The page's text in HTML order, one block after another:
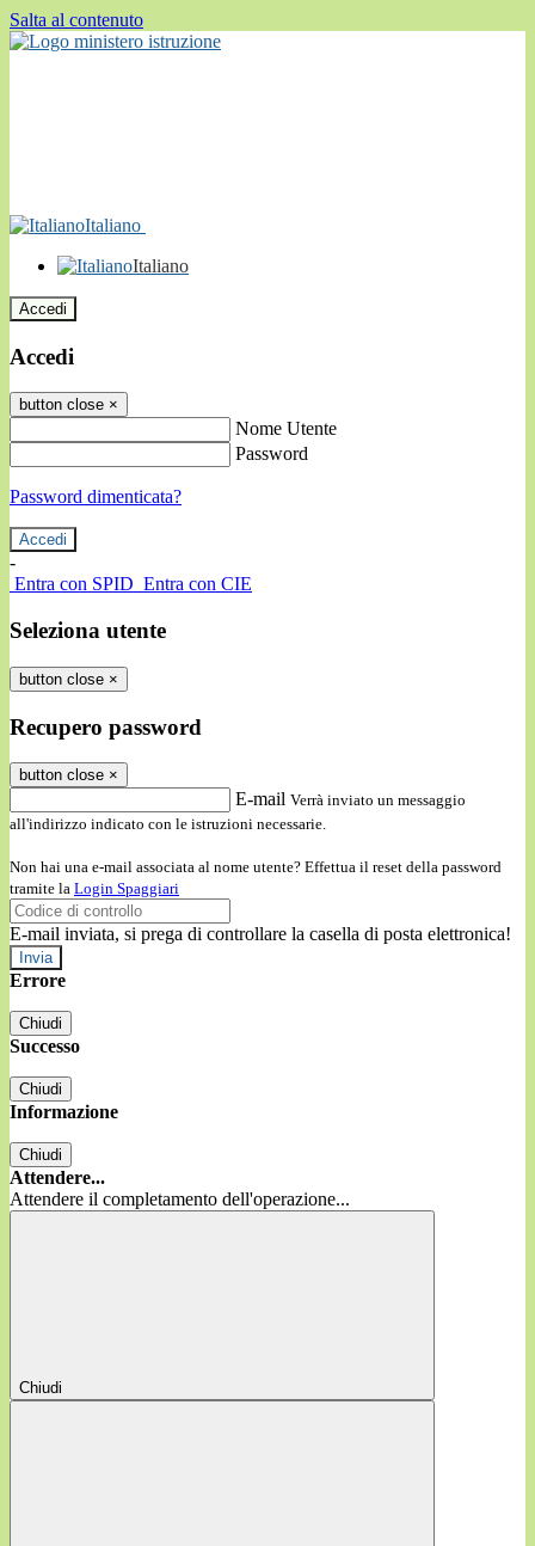
Salta al contenuto
Italiano
Italiano
Accedi
Accedi
button close ×
Nome Utente
Password
Password dimenticata?
-
Entra con SPID Entra con CIE
Seleziona utente
button close ×
Recupero password
button close ×
E-mail Verrà inviato un messaggio
all'indirizzo indicato con le istruzioni necessarie.
Non hai una e-mail associata al nome utente? Effettua il reset della password
tramite la Login Spaggiari
E-mail inviata, si prega di controllare la casella di posta elettronica!
Errore
Chiudi
Successo
Chiudi
Informazione
Chiudi
Attendere...
Attendere il completamento dell'operazione...
Chiudi